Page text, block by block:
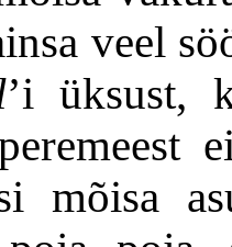
veel
’i üksust,
mõisa